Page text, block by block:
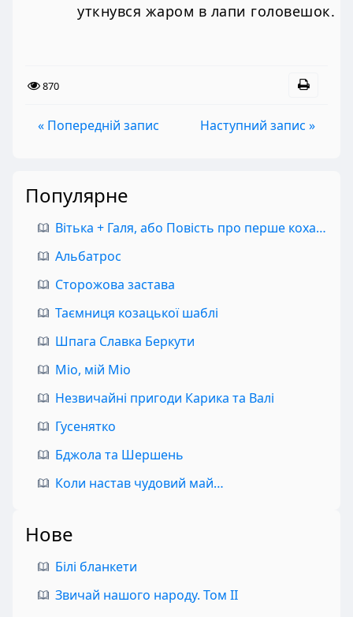
уткнувся жаром в лапи головешок.
870
« Попередній запис Наступний запис »
Популярне
Вітька + Галя, або Повість про перше кохання
Альбатрос
Сторожова застава
Таємниця козацької шаблі
Шпага Славка Беркути
Міо, мій Міо
Незвичайні пригоди Карика та Валі
Гусенятко
Бджола та Шершень
Коли настав чудовий май…
Нове
Білі бланкети
Звичай нашого народу. Том II